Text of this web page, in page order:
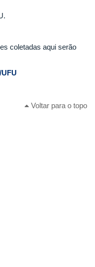
coletadas aqui serão
Voltar para o topo